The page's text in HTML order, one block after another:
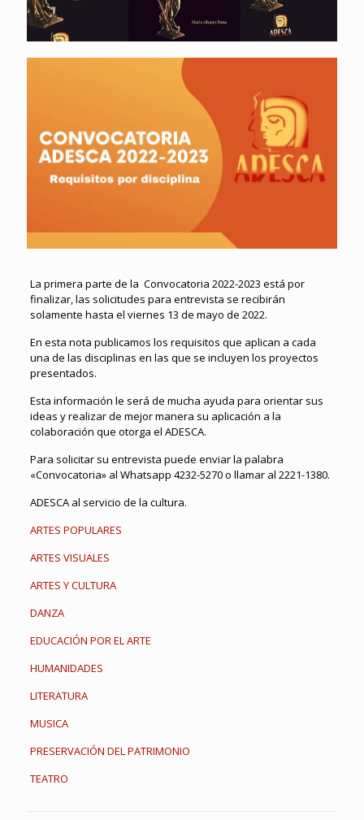
La primera parte de la Convocatoria 2022-2023 está por
finalizar, las solicitudes para entrevista se recibirán
solamente hasta el viernes 13 de mayo de 2022.
En esta nota publicamos los requisitos que aplican a cada
una de las disciplinas en las que se incluyen los proyectos
presentados.
Esta información le será de mucha ayuda para orientar sus
ideas y realizar de mejor manera su aplicación a la
colaboración que otorga el ADESCA.
Para solicitar su entrevista puede enviar la palabra
«Convocatoria» al Whatsapp 4232-5270 o llamar al 2221-1380.
ADESCA al servicio de la cultura.
ARTES POPULARES
ARTES VISUALES
ARTES Y CULTURA
DANZA
EDUCACIÓN POR EL ARTE
HUMANIDADES
LITERATURA
MUSICA
PRESERVACIÓN DEL PATRIMONIO
TEATRO